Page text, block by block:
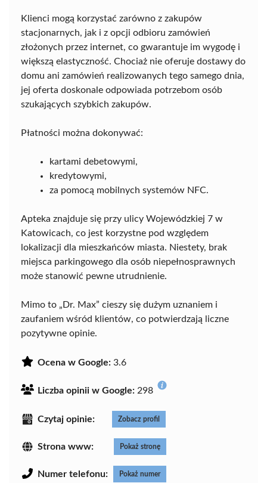
Klienci mogą korzystać zarówno z zakupów
stacjonarnych, jak i z opcji odbioru zamówień
złożonych przez internet, co gwarantuje im wygodę i
większą elastyczność. Chociaż nie oferuje dostawy do
domu ani zamówień realizowanych tego samego dnia,
jej oferta doskonale odpowiada potrzebom osób
szukających szybkich zakupów.
Płatności można dokonywać:
kartami debetowymi,
kredytowymi,
za pomocą mobilnych systemów NFC.
Apteka znajduje się przy ulicy Wojewódzkiej 7 w
Katowicach, co jest korzystne pod względem
lokalizacji dla mieszkańców miasta. Niestety, brak
miejsca parkingowego dla osób niepełnosprawnych
może stanowić pewne utrudnienie.
Mimo to „Dr. Max” cieszy się dużym uznaniem i
zaufaniem wśród klientów, co potwierdzają liczne
pozytywne opinie.
Ocena w Google: 3.6
Liczba opinii w Google: 298
Czytaj opinie: Zobacz profil
Strona www: Pokaż stronę
Numer telefonu: Pokaż numer